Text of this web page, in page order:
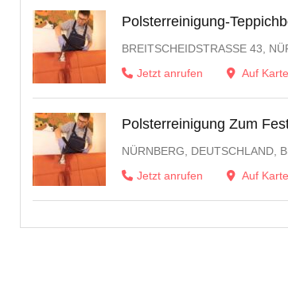
Polsterreinigung-
BREITSCHEIDSTRASSE 43,
Jetzt anrufen
Auf
Polsterreinigung Zum
NÜRNBERG, DEUTSCHLAND,
Jetzt anrufen
Auf